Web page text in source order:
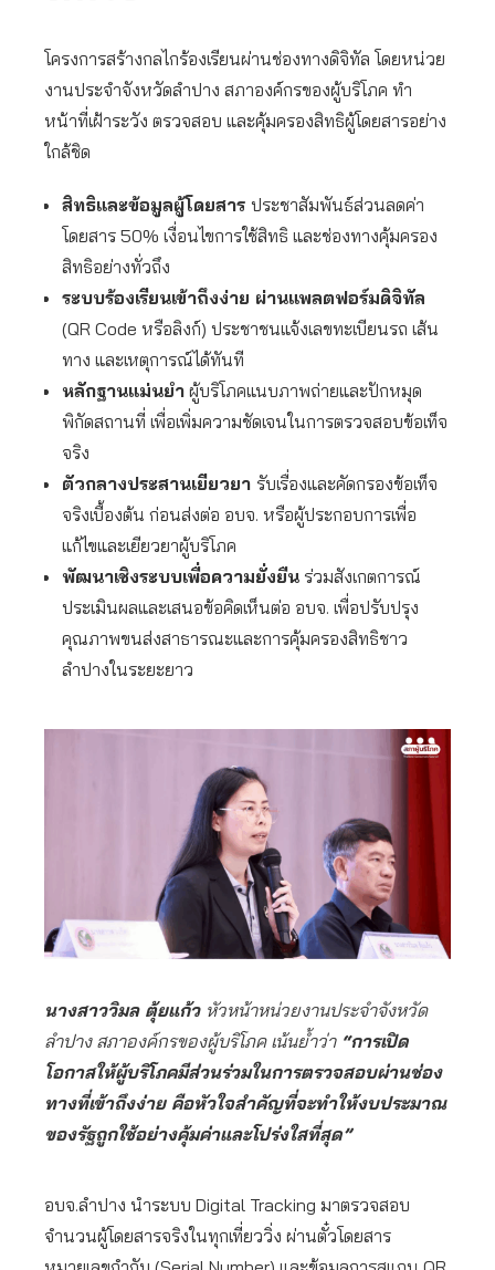
โครงการสร้างกลไกร้องเรียนผ่านช่องทางดิจิทัล โดยหน่วย
งานประจำจังหวัดลำปาง สภาองค์กรของผู้บริโภค ทำ
หน้าที่เฝ้าระวัง ตรวจสอบ และคุ้มครองสิทธิผู้โดยสารอย่าง
ใกล้ชิด
สิทธิและข้อมูลผู้โดยสาร ประชาสัมพันธ์ส่วนลดค่า
โดยสาร 50% เงื่อนไขการใช้สิทธิ และช่องทางคุ้มครอง
สิทธิอย่างทั่วถึง
ระบบร้องเรียนเข้าถึงง่าย ผ่านแพลตฟอร์มดิจิทัล
(QR Code หรือลิงก์) ประชาชนแจ้งเลขทะเบียนรถ เส้น
ทาง และเหตุการณ์ได้ทันที
หลักฐานแม่นยำ ผู้บริโภคแนบภาพถ่ายและปักหมุด
พิกัดสถานที่ เพื่อเพิ่มความชัดเจนในการตรวจสอบข้อเท็จ
จริง
ตัวกลางประสานเยียวยา รับเรื่องและคัดกรองข้อเท็จ
จริงเบื้องต้น ก่อนส่งต่อ อบจ. หรือผู้ประกอบการเพื่อ
แก้ไขและเยียวยาผู้บริโภค
พัฒนาเชิงระบบเพื่อความยั่งยืน ร่วมสังเกตการณ์
ประเมินผลและเสนอข้อคิดเห็นต่อ อบจ. เพื่อปรับปรุง
คุณภาพขนส่งสาธารณะและการคุ้มครองสิทธิชาว
ลำปางในระยะยาว
นางสาววิมล ตุ้ยแก้ว หัวหน้าหน่วยงานประจำจังหวัด
ลำปาง สภาองค์กรของผู้บริโภค เน้นย้ำว่า“การเปิด
โอกาสให้ผู้บริโภคมีส่วนร่วมในการตรวจสอบผ่านช่อง
ทางที่เข้าถึงง่าย คือหัวใจสำคัญที่จะทำให้งบประมาณ
ของรัฐถูกใช้อย่างคุ้มค่าและโปร่งใสที่สุด”
อบจ.ลำปาง นำระบบ Digital Tracking มาตรวจสอบ
จำนวนผู้โดยสารจริงในทุกเที่ยววิ่ง ผ่านตั๋วโดยสาร